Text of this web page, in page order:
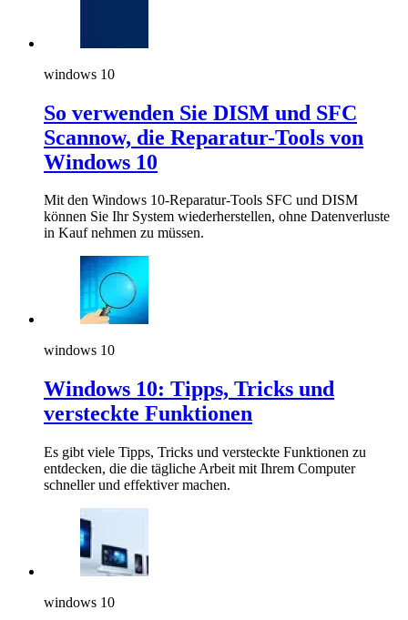
windows 10
So verwenden Sie DISM und SFC
Scannow, die Reparatur-Tools von
Windows 10
Mit den Windows 10-Reparatur-Tools SFC und DISM
können Sie Ihr System wiederherstellen, ohne Datenverluste
in Kauf nehmen zu müssen.
windows 10
Windows 10: Tipps, Tricks und
versteckte Funktionen
Es gibt viele Tipps, Tricks und versteckte Funktionen zu
entdecken, die die tägliche Arbeit mit Ihrem Computer
schneller und effektiver machen.
windows 10